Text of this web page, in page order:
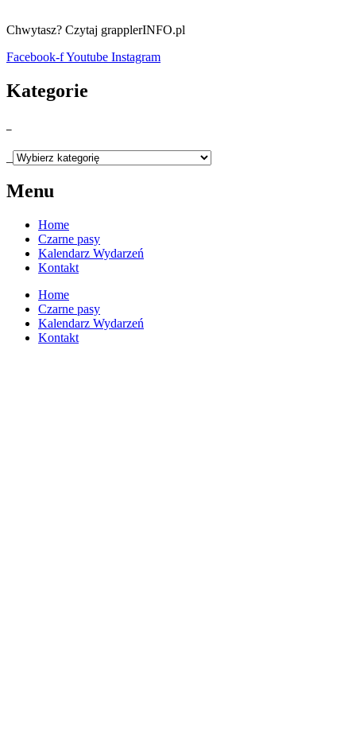
Chwytasz? Czytaj grapplerINFO.pl
Facebook-fYoutube Instagram
Kategorie
Menu
Home
Czarne pasy
Kalendarz Wydarzeń
Kontakt
Home
Czarne pasy
Kalendarz Wydarzeń
Kontakt